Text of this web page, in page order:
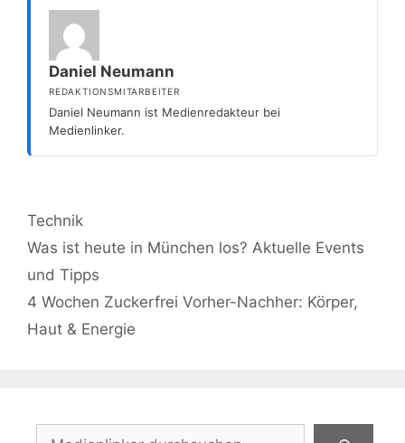
Daniel Neumann
REDAKTIONSMITARBEITER
Daniel Neumann ist Medienredakteur bei
Medienlinker.
Kategorien
Technik
Was ist heute in München los? Aktuelle Events
und Tipps
4 Wochen Zuckerfrei Vorher-Nachher: Körper,
Haut & Energie
Suchen